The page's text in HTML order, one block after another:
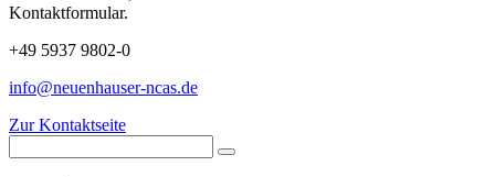
Kontaktformular.
+49 5937 9802-0
info@neuenhauser-ncas.de
Zur Kontaktseite